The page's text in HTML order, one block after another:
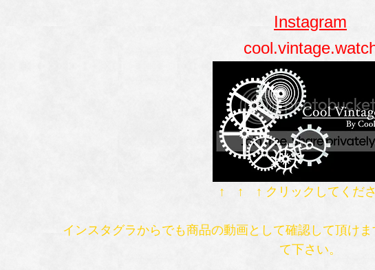
Instagram
↑ ↑ ↑ クリックしてくだ
インスタグラからでも商品の動画として確認して頂け
て下さい。